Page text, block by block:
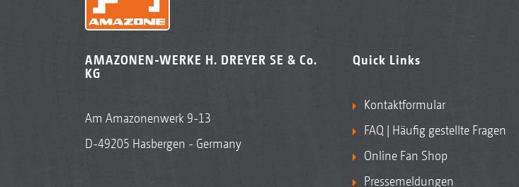
AMAZONEN-WERKE H. DREYER SE & Co.
KG
Am Amazonenwerk 9-13
D-49205 Hasbergen - Germany
Quick Links
Kontaktformular
FAQ | Häufig gestellte Fragen
Online Fan Shop
Pressemeldungen